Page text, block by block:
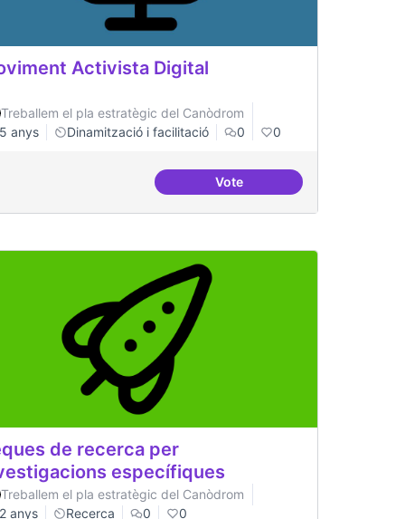
per evitar la repressió
Activista Digital
Treballem el pla estratègic del Canòdrom
5 anys
Dinamització i facilitació 0 0
VoteMoviment Activista Digital
de recerca per
específiques
Treballem el pla estratègic del Canòdrom
2 anys
Recerca 0 0